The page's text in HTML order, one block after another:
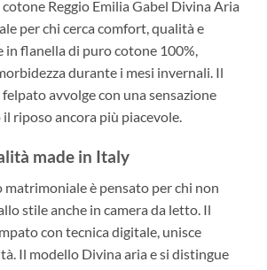
Reggio Emilia Gabel Divina Aria
per chi cerca comfort, qualità e
in flanella di puro cotone 100%,
durante i mesi invernali. Il
avvolge con una sensazione
riposo ancora più piacevole.
made in Italy
è pensato per chi non
stile anche in camera da letto. Il
con tecnica digitale, unisce
Il modello Divina aria e si distingue